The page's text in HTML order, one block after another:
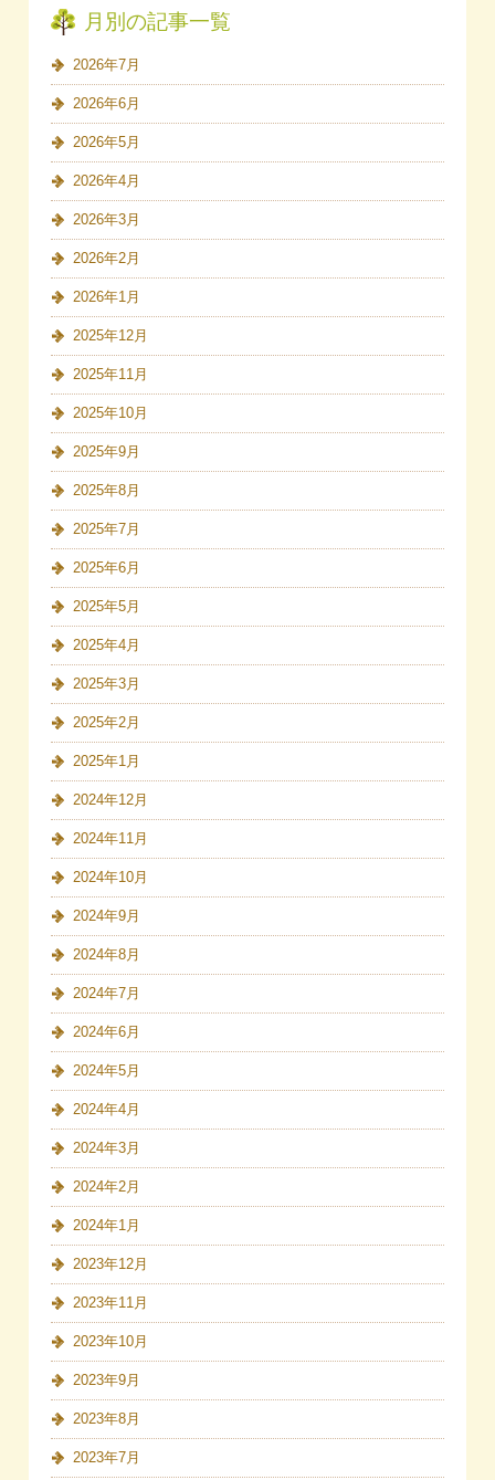
月別の記事一覧
2026年7月
2026年6月
2026年5月
2026年4月
2026年3月
2026年2月
2026年1月
2025年12月
2025年11月
2025年10月
2025年9月
2025年8月
2025年7月
2025年6月
2025年5月
2025年4月
2025年3月
2025年2月
2025年1月
2024年12月
2024年11月
2024年10月
2024年9月
2024年8月
2024年7月
2024年6月
2024年5月
2024年4月
2024年3月
2024年2月
2024年1月
2023年12月
2023年11月
2023年10月
2023年9月
2023年8月
2023年7月